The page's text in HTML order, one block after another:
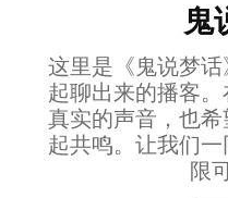
鬼
这里是《鬼说梦
起聊出来的播客
真实的声音，也
起共鸣。让我们
限